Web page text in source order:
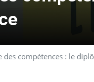
des compétences : le